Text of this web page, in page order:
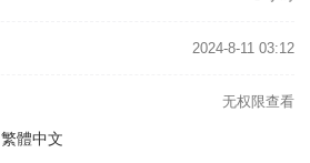
2024-8-11 03:12
无权限查看
繁體中文